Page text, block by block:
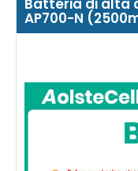
Batteria di alta
AP700-N